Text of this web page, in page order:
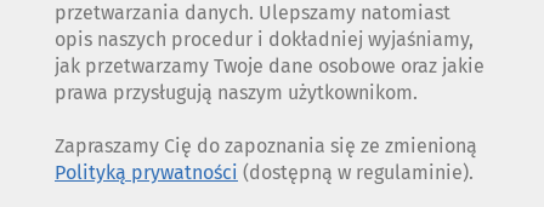
przetwarzania danych. Ulepszamy natomiast
opis naszych procedur i dokładniej wyjaśniamy,
jak przetwarzamy Twoje dane osobowe oraz jakie
prawa przysługują naszym użytkownikom.
Zapraszamy Cię do zapoznania się ze zmienioną
Polityką prywatności (dostępną w regulaminie).